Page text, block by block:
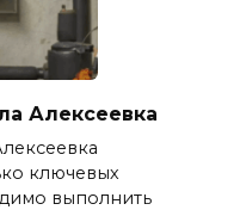
Алексеевка
ключевых
выполнить